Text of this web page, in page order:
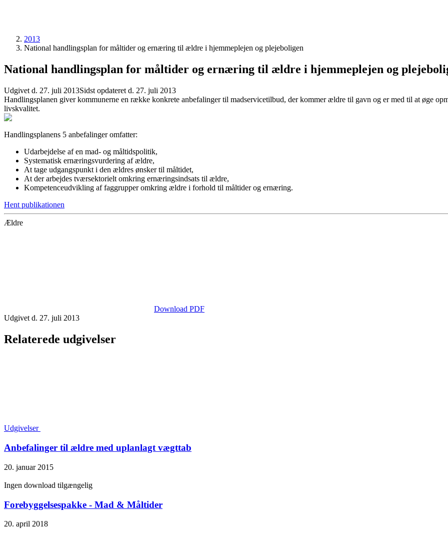
2013
National handlingsplan for måltider og ernæring til ældre i hjemmeplejen og plejeboligen
National handlingsplan for måltider og ernæring til ældre i hjemmeplejen og
Udgivet d. 27. juli 2013Sidst opdateret d. 27. juli 2013
Handlingsplanen giver kommunerne en række konkrete anbefalinger til madservicetilbud, der kommer ældre til gavn og er med til at øge
livskvalitet.
Handlingsplanens 5 anbefalinger omfatter:
Udarbejdelse af en mad- og måltidspolitik,
Systematisk ernæringsvurdering af ældre,
At tage udgangspunkt i den ældres ønsker til måltidet,
At der arbejdes tværsektorielt omkring ernæringsindsats til ældre,
Kompetenceudvikling af faggrupper omkring ældre i forhold til måltider og ernæring.
Hent publikationen
Ældre
Download PDF
Udgivet d. 27. juli 2013
Relaterede udgivelser
Udgivelser
Anbefalinger til ældre med uplanlagt vægttab
20. januar 2015
Ingen download tilgængelig
Forebyggelsespakke - Mad & Måltider
20. april 2018